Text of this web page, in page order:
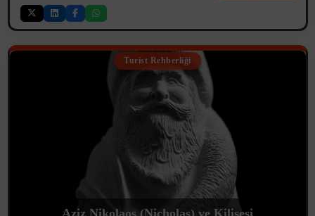
Turist Rehberliği